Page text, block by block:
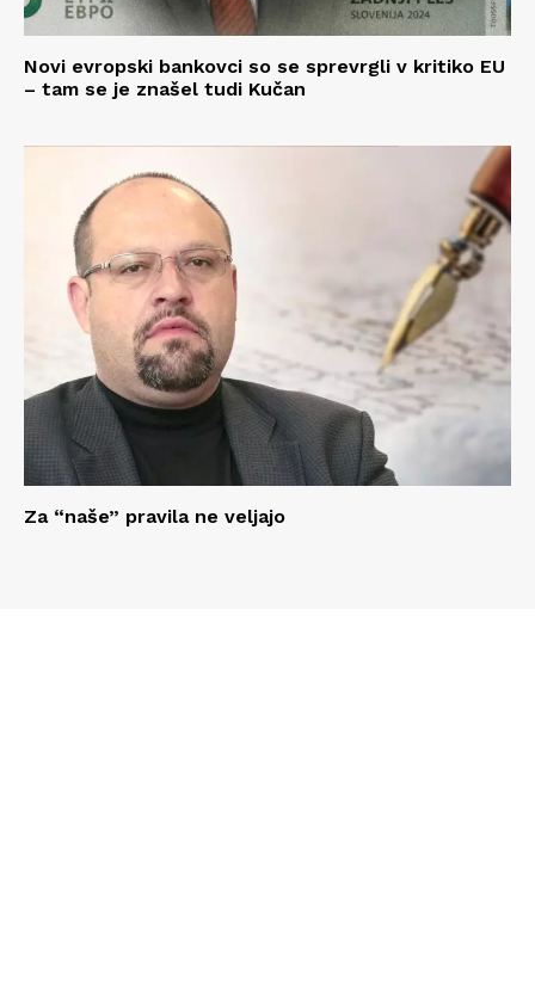
Novi evropski bankovci so se sprevrgli v kritiko EU
– tam se je znašel tudi Kučan
Za “naše” pravila ne veljajo